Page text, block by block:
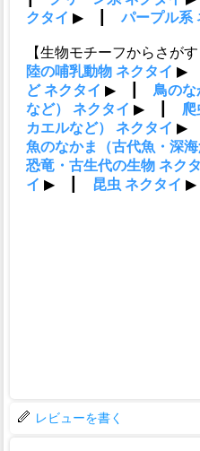
レビューを書く